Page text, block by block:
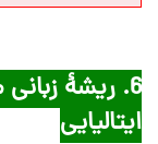
6. ریشۀ
ایتالیایی